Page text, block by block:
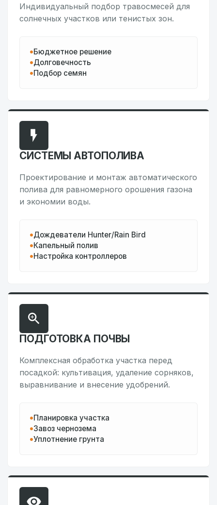
Индивидуальный подбор травосмесей для
солнечных участков или тенистых зон.
Бюджетное решение
Долговечность
Подбор семян
СИСТЕМЫ АВТОПОЛИВА
Проектирование и монтаж автоматического
полива для равномерного орошения газона
и экономии воды.
Дождеватели Hunter/Rain Bird
Капельный полив
Настройка контроллеров
ПОДГОТОВКА ПОЧВЫ
Комплексная обработка участка перед
посадкой: культивация, удаление сорняков,
выравнивание и внесение удобрений.
Планировка участка
Завоз чернозема
Уплотнение грунта